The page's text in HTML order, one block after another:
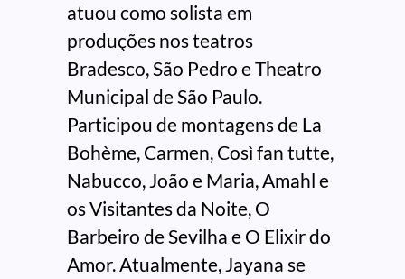
atuou como solista em
produções nos teatros
Bradesco, São Pedro e Theatro
Municipal de São Paulo.
Participou de montagens de La
Bohème, Carmen, Così fan tutte,
Nabucco, João e Maria, Amahl e
os Visitantes da Noite, O
Barbeiro de Sevilha e O Elixir do
Amor. Atualmente, Jayana se